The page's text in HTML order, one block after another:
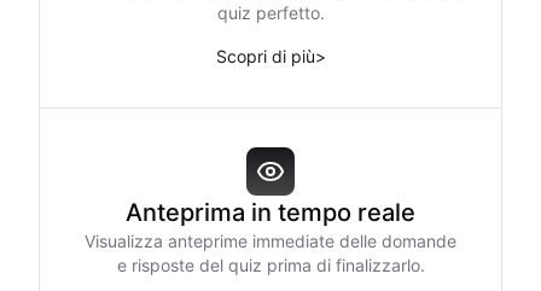
quiz perfetto.
Scopri di più>
Anteprima in tempo reale
Visualizza anteprime immediate delle domande
e risposte del quiz prima di finalizzarlo.